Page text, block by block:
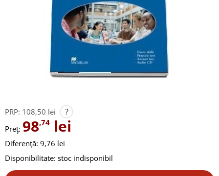
PRP: 108,50 lei ?
Preț: 98,74 lei
Diferență: 9,76 lei
Disponibilitate: stoc indisponibil